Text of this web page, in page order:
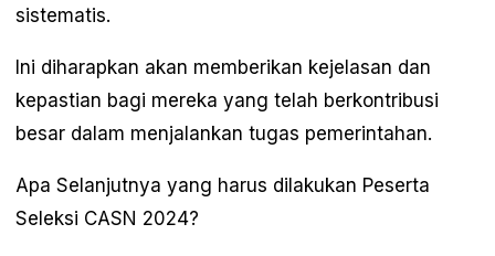
sistematis.
Ini diharapkan akan memberikan kejelasan dan
kepastian bagi mereka yang telah berkontribusi
besar dalam menjalankan tugas pemerintahan.
Apa Selanjutnya yang harus dilakukan Peserta
Seleksi CASN 2024?